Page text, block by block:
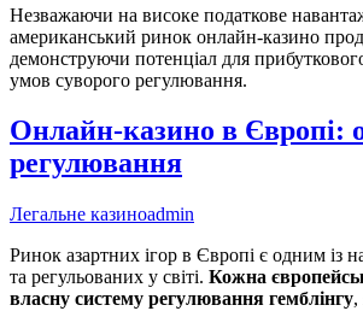
Незважаючи на високе податкове
американський ринок онлайн-казино
демонструючи потенціал для прибуткового
умов суворого регулювання.
Онлайн-казино в Європі:
регулювання
Легальне казиноadmin
Ринок азартних ігор в Європі є одним із
та регульованих у світі. Кожна
власну систему регулювання гемблінгу,